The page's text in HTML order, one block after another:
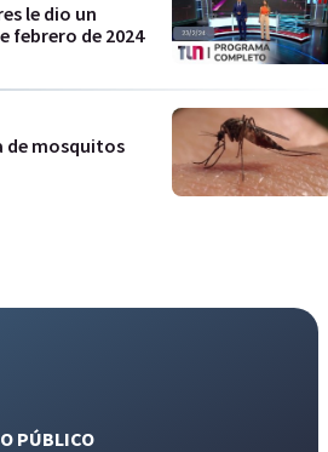
le dio un
febrero de 2024
de mosquitos
PÚBLICO